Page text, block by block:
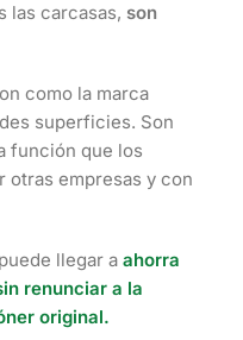
las carcasas, son
como la marca
superficies. Son
función que los
otras empresas y con
llegar a ahorra
renunciar a la
original.